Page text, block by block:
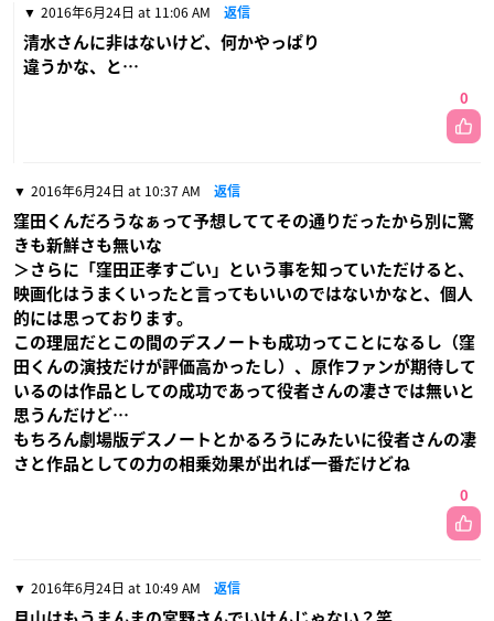
2016年6月24日 at 11:06 AM 返信
清水さんに非はないけど、何かやっぱり
違うかな、と…
0
2016年6月24日 at 10:37 AM 返信
窪田くんだろうなぁって予想しててその通りだったから別に驚
きも新鮮さも無いな
＞さらに「窪田正孝すごい」という事を知っていただけると、
映画化はうまくいったと言ってもいいのではないかなと、個人
的には思っております。
この理屈だとこの間のデスノートも成功ってことになるし（窪
田くんの演技だけが評価高かったし）、原作ファンが期待して
いるのは作品としての成功であって役者さんの凄さでは無いと
思うんだけど…
もちろん劇場版デスノートとかるろうにみたいに役者さんの凄
さと作品としての力の相乗効果が出れば一番だけどね
0
2016年6月24日 at 10:49 AM 返信
月山はもうまんまの宮野さんでいけんじゃない？笑